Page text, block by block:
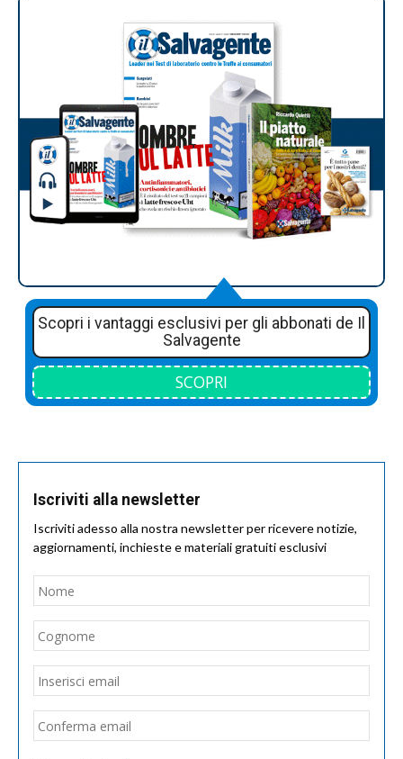
Scopri i vantaggi esclusivi per gli abbonati de Il
Salvagente
SCOPRI
Iscriviti alla newsletter
Iscriviti adesso alla nostra newsletter per ricevere notizie,
aggiornamenti, inchieste e materiali gratuiti esclusivi
Nome
Email